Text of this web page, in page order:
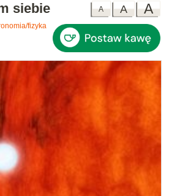
A
A
A
siebie
fizyka